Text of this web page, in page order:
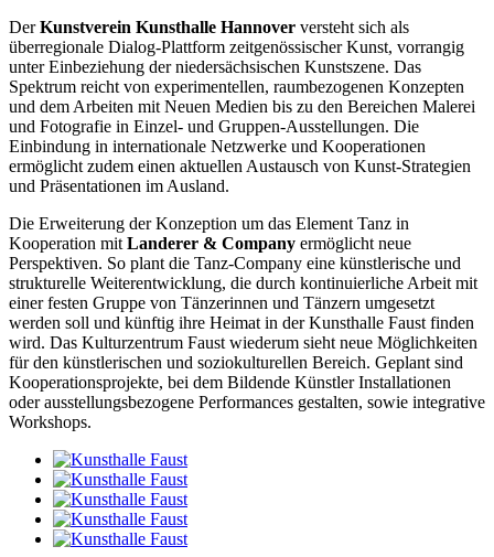
DerKunstverein Kunsthalle Hannover versteht sich als
überregionale Dialog-Plattform zeitgenössischer Kunst, vorrangig
unter Einbeziehung der niedersächsischen Kunstszene. Das
Spektrum reicht von experimentellen, raumbezogenen Konzepten
und dem Arbeiten mit Neuen Medien bis zu den Bereichen Malerei
und Fotografie in Einzel- und Gruppen-Ausstellungen. Die
Einbindung in internationale Netzwerke und Kooperationen
ermöglicht zudem einen aktuellen Austausch von Kunst-Strategien
und Präsentationen im Ausland.
Die Erweiterung der Konzeption um das Element Tanz in
Kooperation mit Landerer & Company ermöglicht neue
Perspektiven. So plant die Tanz-Company eine künstlerische und
strukturelle Weiterentwicklung, die durch kontinuierliche Arbeit mit
einer festen Gruppe von Tänzerinnen und Tänzern umgesetzt
werden soll und künftig ihre Heimat in der Kunsthalle Faust finden
wird. Das Kulturzentrum Faust wiederum sieht neue Möglichkeiten
für den künstlerischen und soziokulturellen Bereich. Geplant sind
Kooperationsprojekte, bei dem Bildende Künstler Installationen
oder ausstellungsbezogene Performances gestalten, sowie integrative
Workshops.